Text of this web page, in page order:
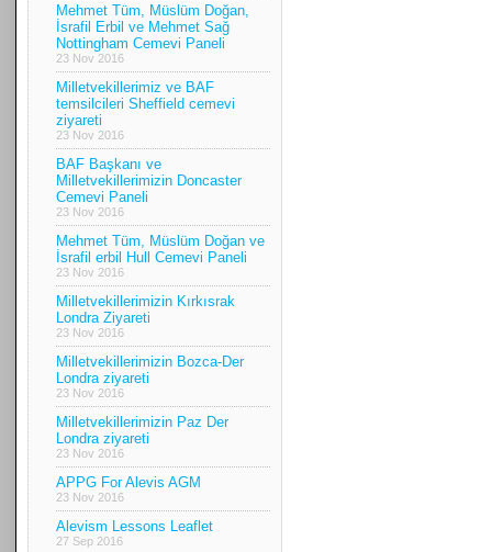
Mehmet Tüm, Müslüm Doğan,
İsrafil Erbil ve Mehmet Sağ
Nottingham Cemevi Paneli
23 Nov 2016
Milletvekillerimiz ve BAF
temsilcileri Sheffield cemevi
ziyareti
23 Nov 2016
BAF Başkanı ve
Milletvekillerimizin Doncaster
Cemevi Paneli
23 Nov 2016
Mehmet Tüm, Müslüm Doğan ve
İsrafil erbil Hull Cemevi Paneli
23 Nov 2016
Milletvekillerimizin Kırkısrak
Londra Ziyareti
23 Nov 2016
Milletvekillerimizin Bozca-Der
Londra ziyareti
23 Nov 2016
Milletvekillerimizin Paz Der
Londra ziyareti
23 Nov 2016
APPG For Alevis AGM
23 Nov 2016
Alevism Lessons Leaflet
27 Sep 2016